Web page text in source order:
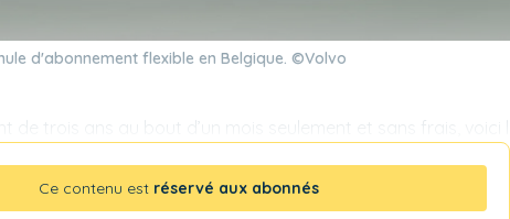
d'abonnement flexible en Belgique. ©Volvo
de trois ans au bout d’un mois seulement et sans frais, voici la
Ce contenu est réservé aux abonnés